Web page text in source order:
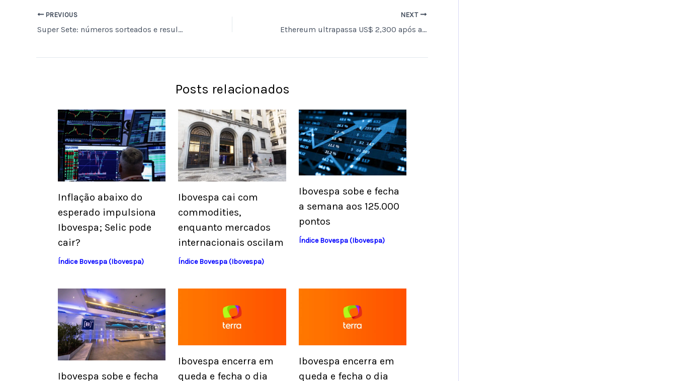
PREVIOUS
Super Sete: números sorteados e resultado do concurso 846 hoje
NEXT
Ethereum ultrapassa US$ 2,300 após alta de 1% em 24 horas
Posts relacionados
Inflação abaixo do
esperado impulsiona
Ibovespa; Selic pode
cair?
Índice Bovespa (Ibovespa)
Ibovespa cai com
commodities,
enquanto mercados
internacionais oscilam
Índice Bovespa (Ibovespa)
Ibovespa sobe e fecha
a semana aos 125.000
pontos
Índice Bovespa (Ibovespa)
Ibovespa sobe e fecha
Ibovespa encerra em
queda e fecha o dia
Ibovespa encerra em
queda e fecha o dia